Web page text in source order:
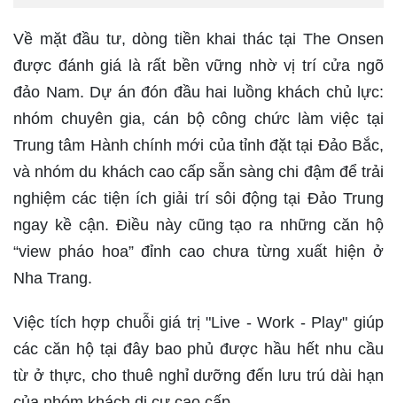
Về mặt đầu tư, dòng tiền khai thác tại The Onsen
được đánh giá là rất bền vững nhờ vị trí cửa ngõ
đảo Nam. Dự án đón đầu hai luồng khách chủ lực:
nhóm chuyên gia, cán bộ công chức làm việc tại
Trung tâm Hành chính mới của tỉnh đặt tại Đảo Bắc,
và nhóm du khách cao cấp sẵn sàng chi đậm để trải
nghiệm các tiện ích giải trí sôi động tại Đảo Trung
ngay kề cận. Điều này cũng tạo ra những căn hộ
“view pháo hoa” đỉnh cao chưa từng xuất hiện ở
Nha Trang.
Việc tích hợp chuỗi giá trị "Live - Work - Play" giúp
các căn hộ tại đây bao phủ được hầu hết nhu cầu
từ ở thực, cho thuê nghỉ dưỡng đến lưu trú dài hạn